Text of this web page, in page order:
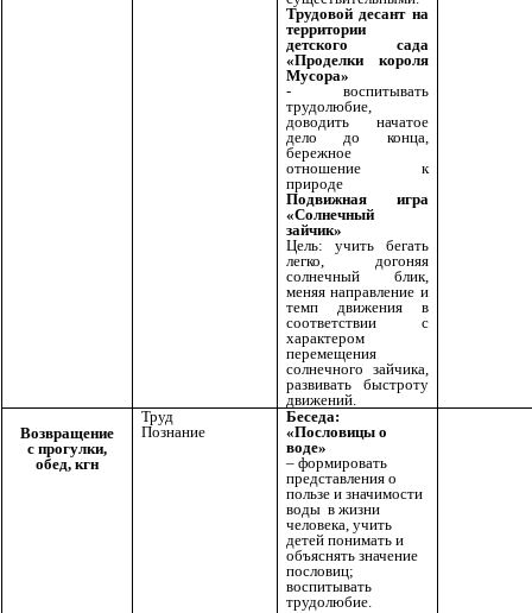
Трудовой десант на
территории
детского сада
«Проделки короля
Мусора»
- воспитывать
трудолюбие,
доводить начатое
дело до конца,
бережное
отношение к
природе
Подвижная игра
«Солнечный
зайчик»
Цель: учить бегать
легко, догоняя
солнечный блик,
меняя направление и
темп движения в
соответствии с
характером
перемещения
солнечного зайчика,
развивать быстроту
движений.
Возвращение
с прогулки,
обед, кгн
Труд
Познание
Беседа:
«Пословицы о
воде»
– формировать
представления о
пользе и значимости
воды в жизни
человека, учить
детей понимать и
объяснять значение
пословиц;
воспитывать
трудолюбие.